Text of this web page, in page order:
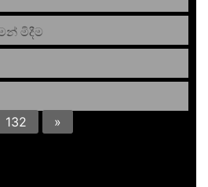
132 »